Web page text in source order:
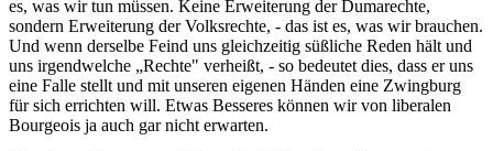
es, was wir tun müssen. Keine Erweiterung der Dumarechte,
sondern Erweiterung der Volksrechte, - das ist es, was wir brauchen.
Und wenn derselbe Feind uns gleichzeitig süßliche Reden hält und
uns irgendwelche „Rechte" verheißt, - so bedeutet dies, dass er uns
eine Falle stellt und mit unseren eigenen Händen eine Zwingburg
für sich errichten will. Etwas Besseres können wir von liberalen
Bourgeois ja auch gar nicht erwarten.